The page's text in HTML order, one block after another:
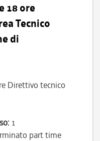
18 ore
Tecnico
di
Direttivo tecnico
1
part time